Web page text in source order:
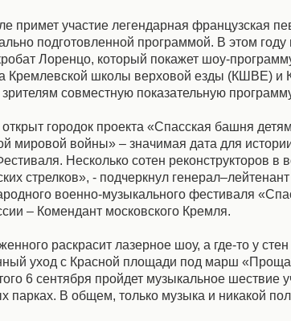
примет участие легендарная французская
подготовленной программой. В этом
Лоренцо, который покажет шоу-
Кремлевской школы верховой езды (КШВЕ) и
совместную показательную
городок проекта «Спасская башня
мировой войны» – значимая дата для
Несколько сотен реконструкторов
стрелков», - подчеркнул
военно-музыкального фестиваля
– Комендант московского Кремля.
раскрасит лазерное шоу, а где-то у
уход с Красной площади под марш
6 сентября пройдет музыкальное шествие
парках. В общем, только музыка и никакой